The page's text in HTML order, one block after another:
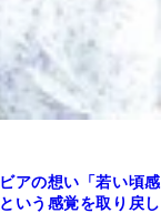
アの想い「若い頃感
いう感覚を取り戻し